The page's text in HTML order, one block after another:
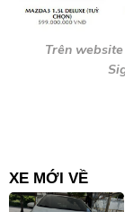
Trên
XE MỚI VỀ